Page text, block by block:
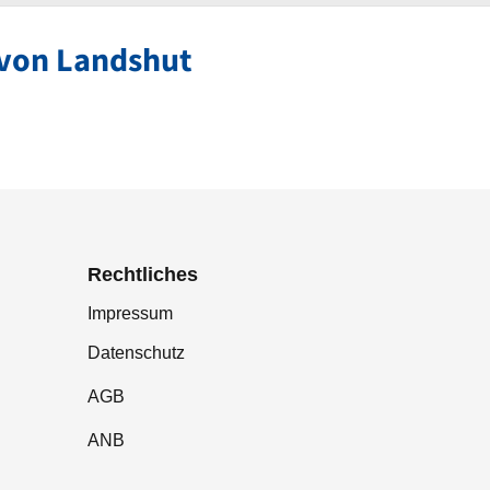
Landshut
Rechtliches
Impressum
Datenschutz
AGB
ANB